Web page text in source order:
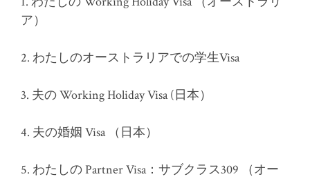
ア）
2. わたしのオーストラリアでの学生Visa
3. 夫の Working Holiday Visa (日本）
4. 夫の婚姻 Visa （日本）
5. わたしの Partner Visa：サブクラス309 （オー